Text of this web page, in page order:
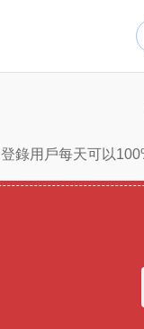
登錄用戶每天可以